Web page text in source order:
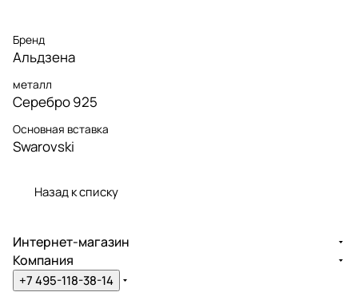
Бренд
Альдзена
металл
Серебро 925
Основная вставка
Swarovski
Назад к списку
Интернет-магазин
Компания
+7 495-118-38-14